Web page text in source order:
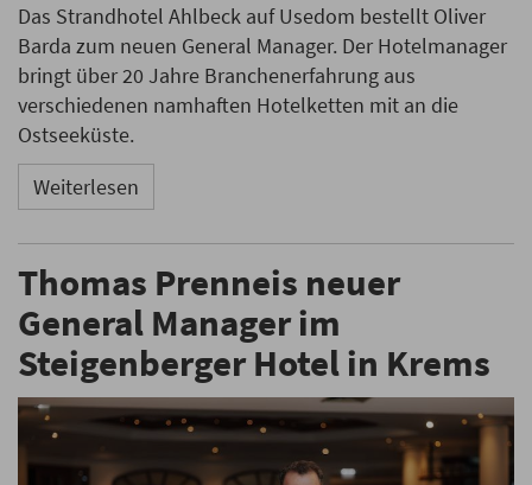
Das Strandhotel Ahlbeck auf Usedom bestellt Oliver
Barda zum neuen General Manager. Der Hotelmanager
bringt über 20 Jahre Branchenerfahrung aus
verschiedenen namhaften Hotelketten mit an die
Ostseeküste.
Weiterlesen
Thomas Prenneis neuer
General Manager im
Steigenberger Hotel in Krems